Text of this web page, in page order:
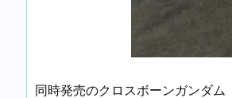
同時発売のクロスボーンガンダム